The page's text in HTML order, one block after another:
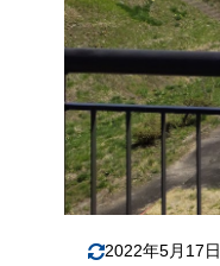
2022年5月17日